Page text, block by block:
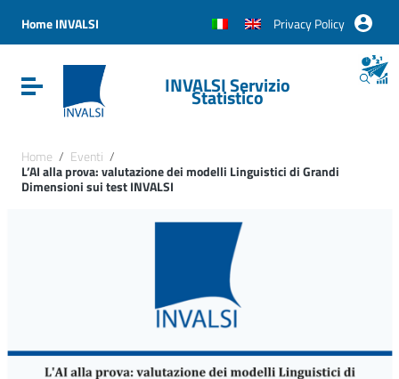
Vai al menu di navigazione
Vai al footer
Home INVALSI Privacy Policy
Attiva / disattiva la navigazioneINVALSI Servizio
Statistico
Home / Eventi /
L’AI alla prova: valutazione dei modelli Linguistici di Grandi
Dimensioni sui test INVALSI